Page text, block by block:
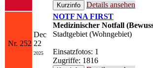
Details ansehen
Nr. 252
Dec
22
2025
NOTF NA FIRST
Medizinischer Notfall
Stadtgebiet (Wohngebiet)
Einsatzfotos: 1
Zugriffe: 1816